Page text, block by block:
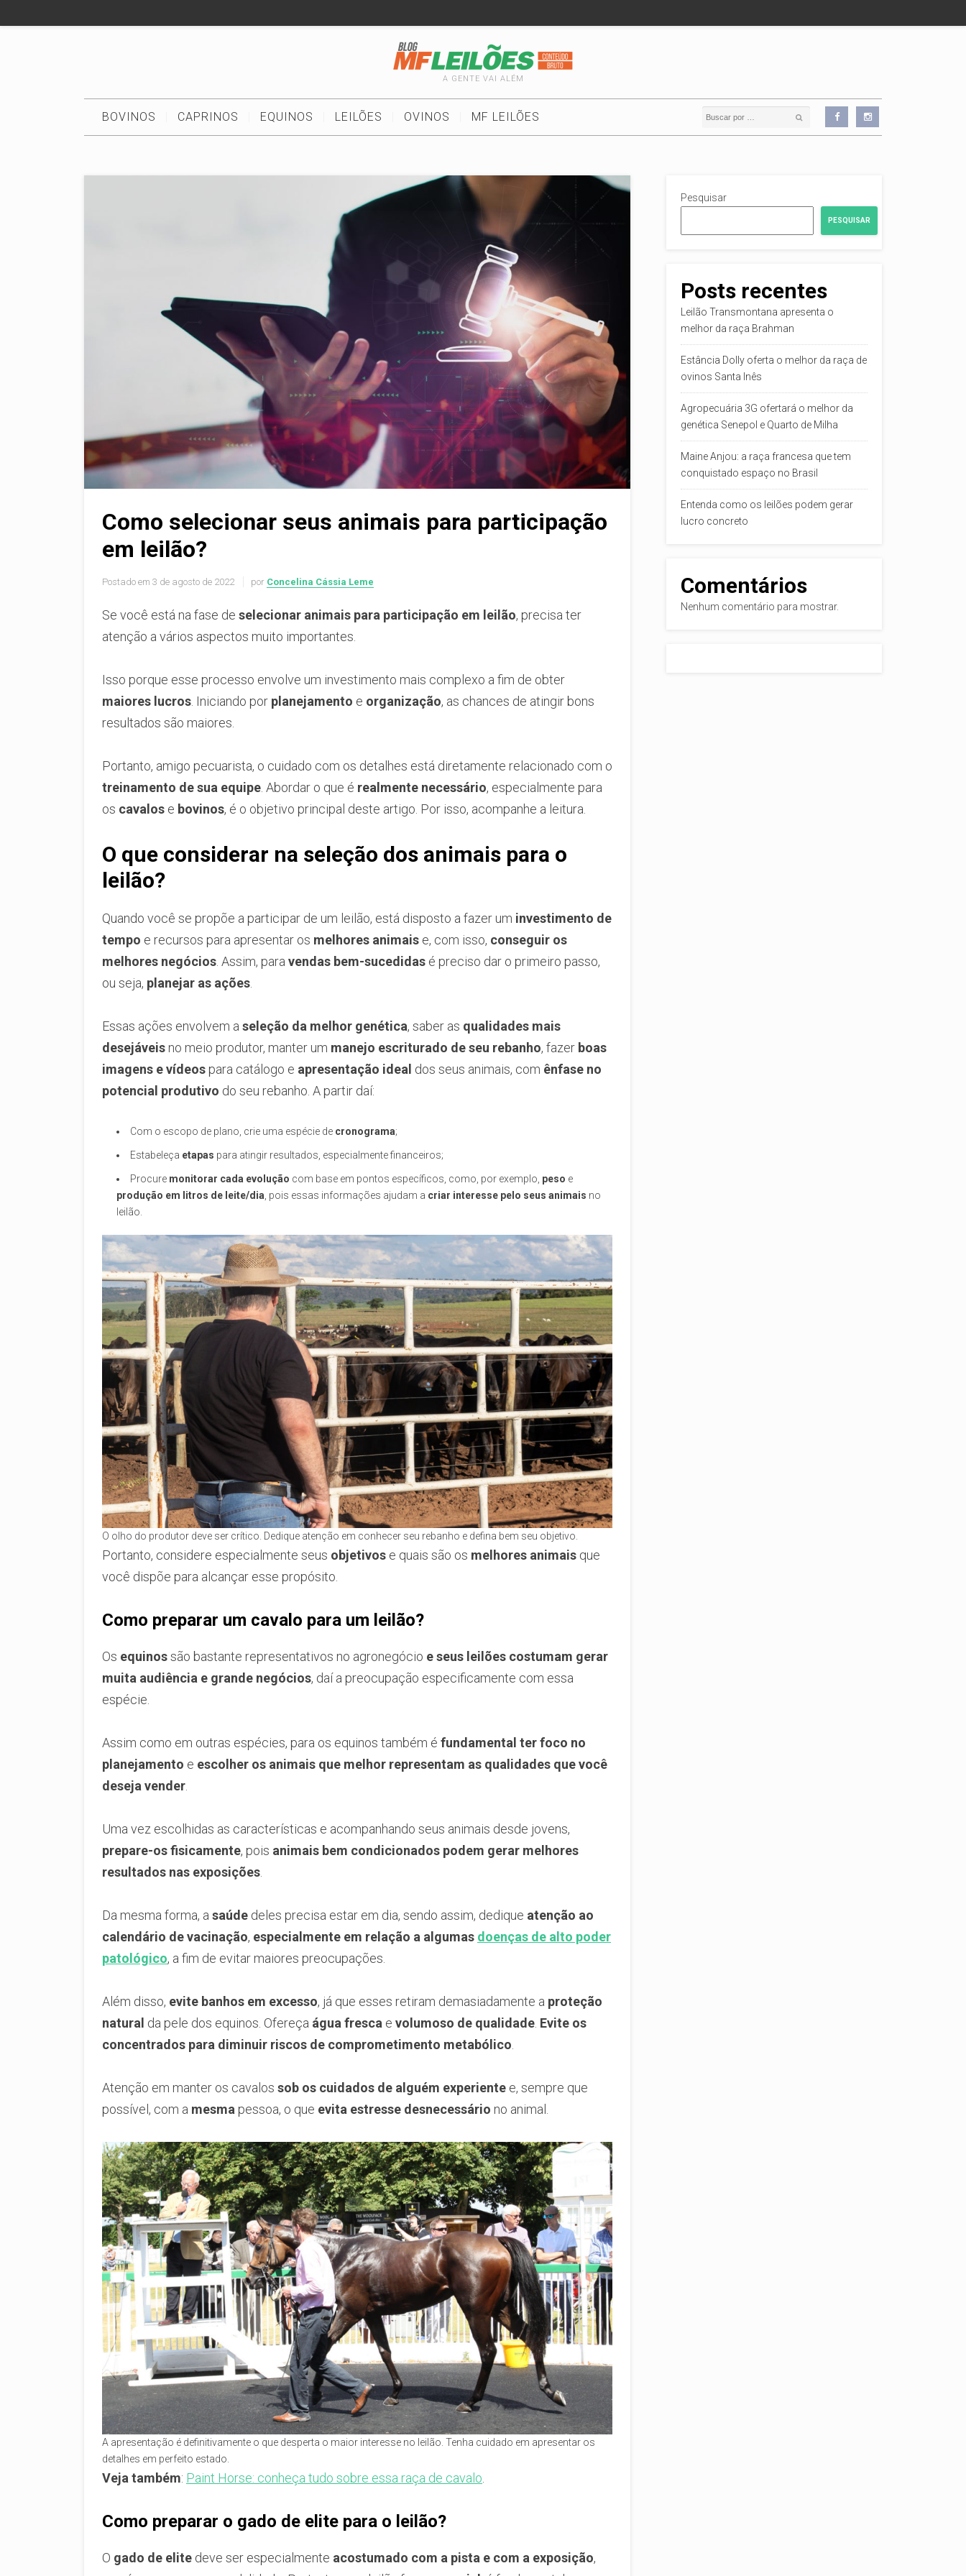
A GENTE VAI ALÉM
BOVINOS CAPRINOS EQUINOS LEILÕES OVINOS MF LEILÕES
Como selecionar seus animais para participação
em leilão?
Postado em 3 de agosto de 2022 por Concelina Cássia Leme
Se você está na fase de selecionar animais para participação em leilão, precisa ter
atenção a vários aspectos muito importantes.
Isso porque esse processo envolve um investimento mais complexo a fim de obter
maiores lucros. Iniciando por planejamento e organização, as chances de atingir bons
resultados são maiores.
Portanto, amigo pecuarista, o cuidado com os detalhes está diretamente relacionado com o
treinamento de sua equipe. Abordar o que é realmente necessário, especialmente para
os cavalos e bovinos, é o objetivo principal deste artigo. Por isso, acompanhe a leitura.
O que considerar na seleção dos animais para o
leilão?
Quando você se propõe a participar de um leilão, está disposto a fazer um investimento de
tempo e recursos para apresentar os melhores animais e, com isso, conseguir os
melhores negócios. Assim, para vendas bem-sucedidas é preciso dar o primeiro passo,
ou seja, planejar as ações.
Essas ações envolvem a seleção da melhor genética, saber as qualidades mais
desejáveis no meio produtor, manter um manejo escriturado de seu rebanho, fazer boas
imagens e vídeos para catálogo e apresentação ideal dos seus animais, com ênfase no
potencial produtivo do seu rebanho. A partir daí:
Com o escopo de plano, crie uma espécie de cronograma;
Estabeleça etapas para atingir resultados, especialmente financeiros;
Procure monitorar cada evolução com base em pontos específicos, como, por exemplo, peso e
produção em litros de leite/dia, pois essas informações ajudam a criar interesse pelo seus animais no
leilão.
O olho do produtor deve ser crítico. Dedique atenção em conhecer seu rebanho e defina bem seu objetivo.
Portanto, considere especialmente seus objetivos e quais são os melhores animais que
você dispõe para alcançar esse propósito.
Como preparar um cavalo para um leilão?
Os equinossão bastante representativos no agronegócio e seus leilões costumam gerar
muita audiência e grande negócios, daí a preocupação especificamente com essa
espécie.
Assim como em outras espécies, para os equinos também é fundamental ter foco no
planejamento e escolher os animais que melhor representam as qualidades que você
deseja vender
Uma vez escolhidas as características e acompanhando seus animais desde jovens,
prepare-os fisicamente, pois animais bem condicionados podem gerar melhores
resultados nas exposições
Da mesma forma, a saúde deles precisa estar em dia, sendo assim, dedique atenção ao
calendário de vacinação, especialmente em relação a algumas doenças de alto poder
patológico, a fim de evitar maiores preocupações.
Além disso, evite banhos em excesso, já que esses retiram demasiadamente a proteção
natural da pele dos equinos. Ofereça água fresca e volumoso de qualidade Evite os
concentrados para diminuir riscos de comprometimento metabólico
Atenção em manter os cavalos sob os cuidados de alguém experiente e, sempre que
possível, com a mesma pessoa, o que evita estresse desnecessário no animal.
A apresentação é definitivamente o que desperta o maior interesse no leilão. Tenha cuidado em apresentar os
detalhes em perfeito estado.
Veja também: Paint Horse: conheça tudo sobre essa raça de cavalo.
Como preparar o gado de elite para o leilão?
O gado de elite deve ser especialmente acostumado com a pista e com a exposição,
Pesquisar
PESQUISAR
Posts recentes
Leilão Transmontana apresenta o
melhor da raça Brahman
Estância Dolly oferta o melhor da raça de
ovinos Santa Inês
Agropecuária 3G ofertará o melhor da
genética Senepol e Quarto de Milha
Maine Anjou: a raça francesa que tem
conquistado espaço no Brasil
Entenda como os leilões podem gerar
lucro concreto
Comentários
Nenhum comentário para mostrar.